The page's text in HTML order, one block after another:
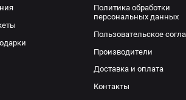
Политика обработки
персональных данных
Пользовательское
Производители
Доставка и оплата
Контакты